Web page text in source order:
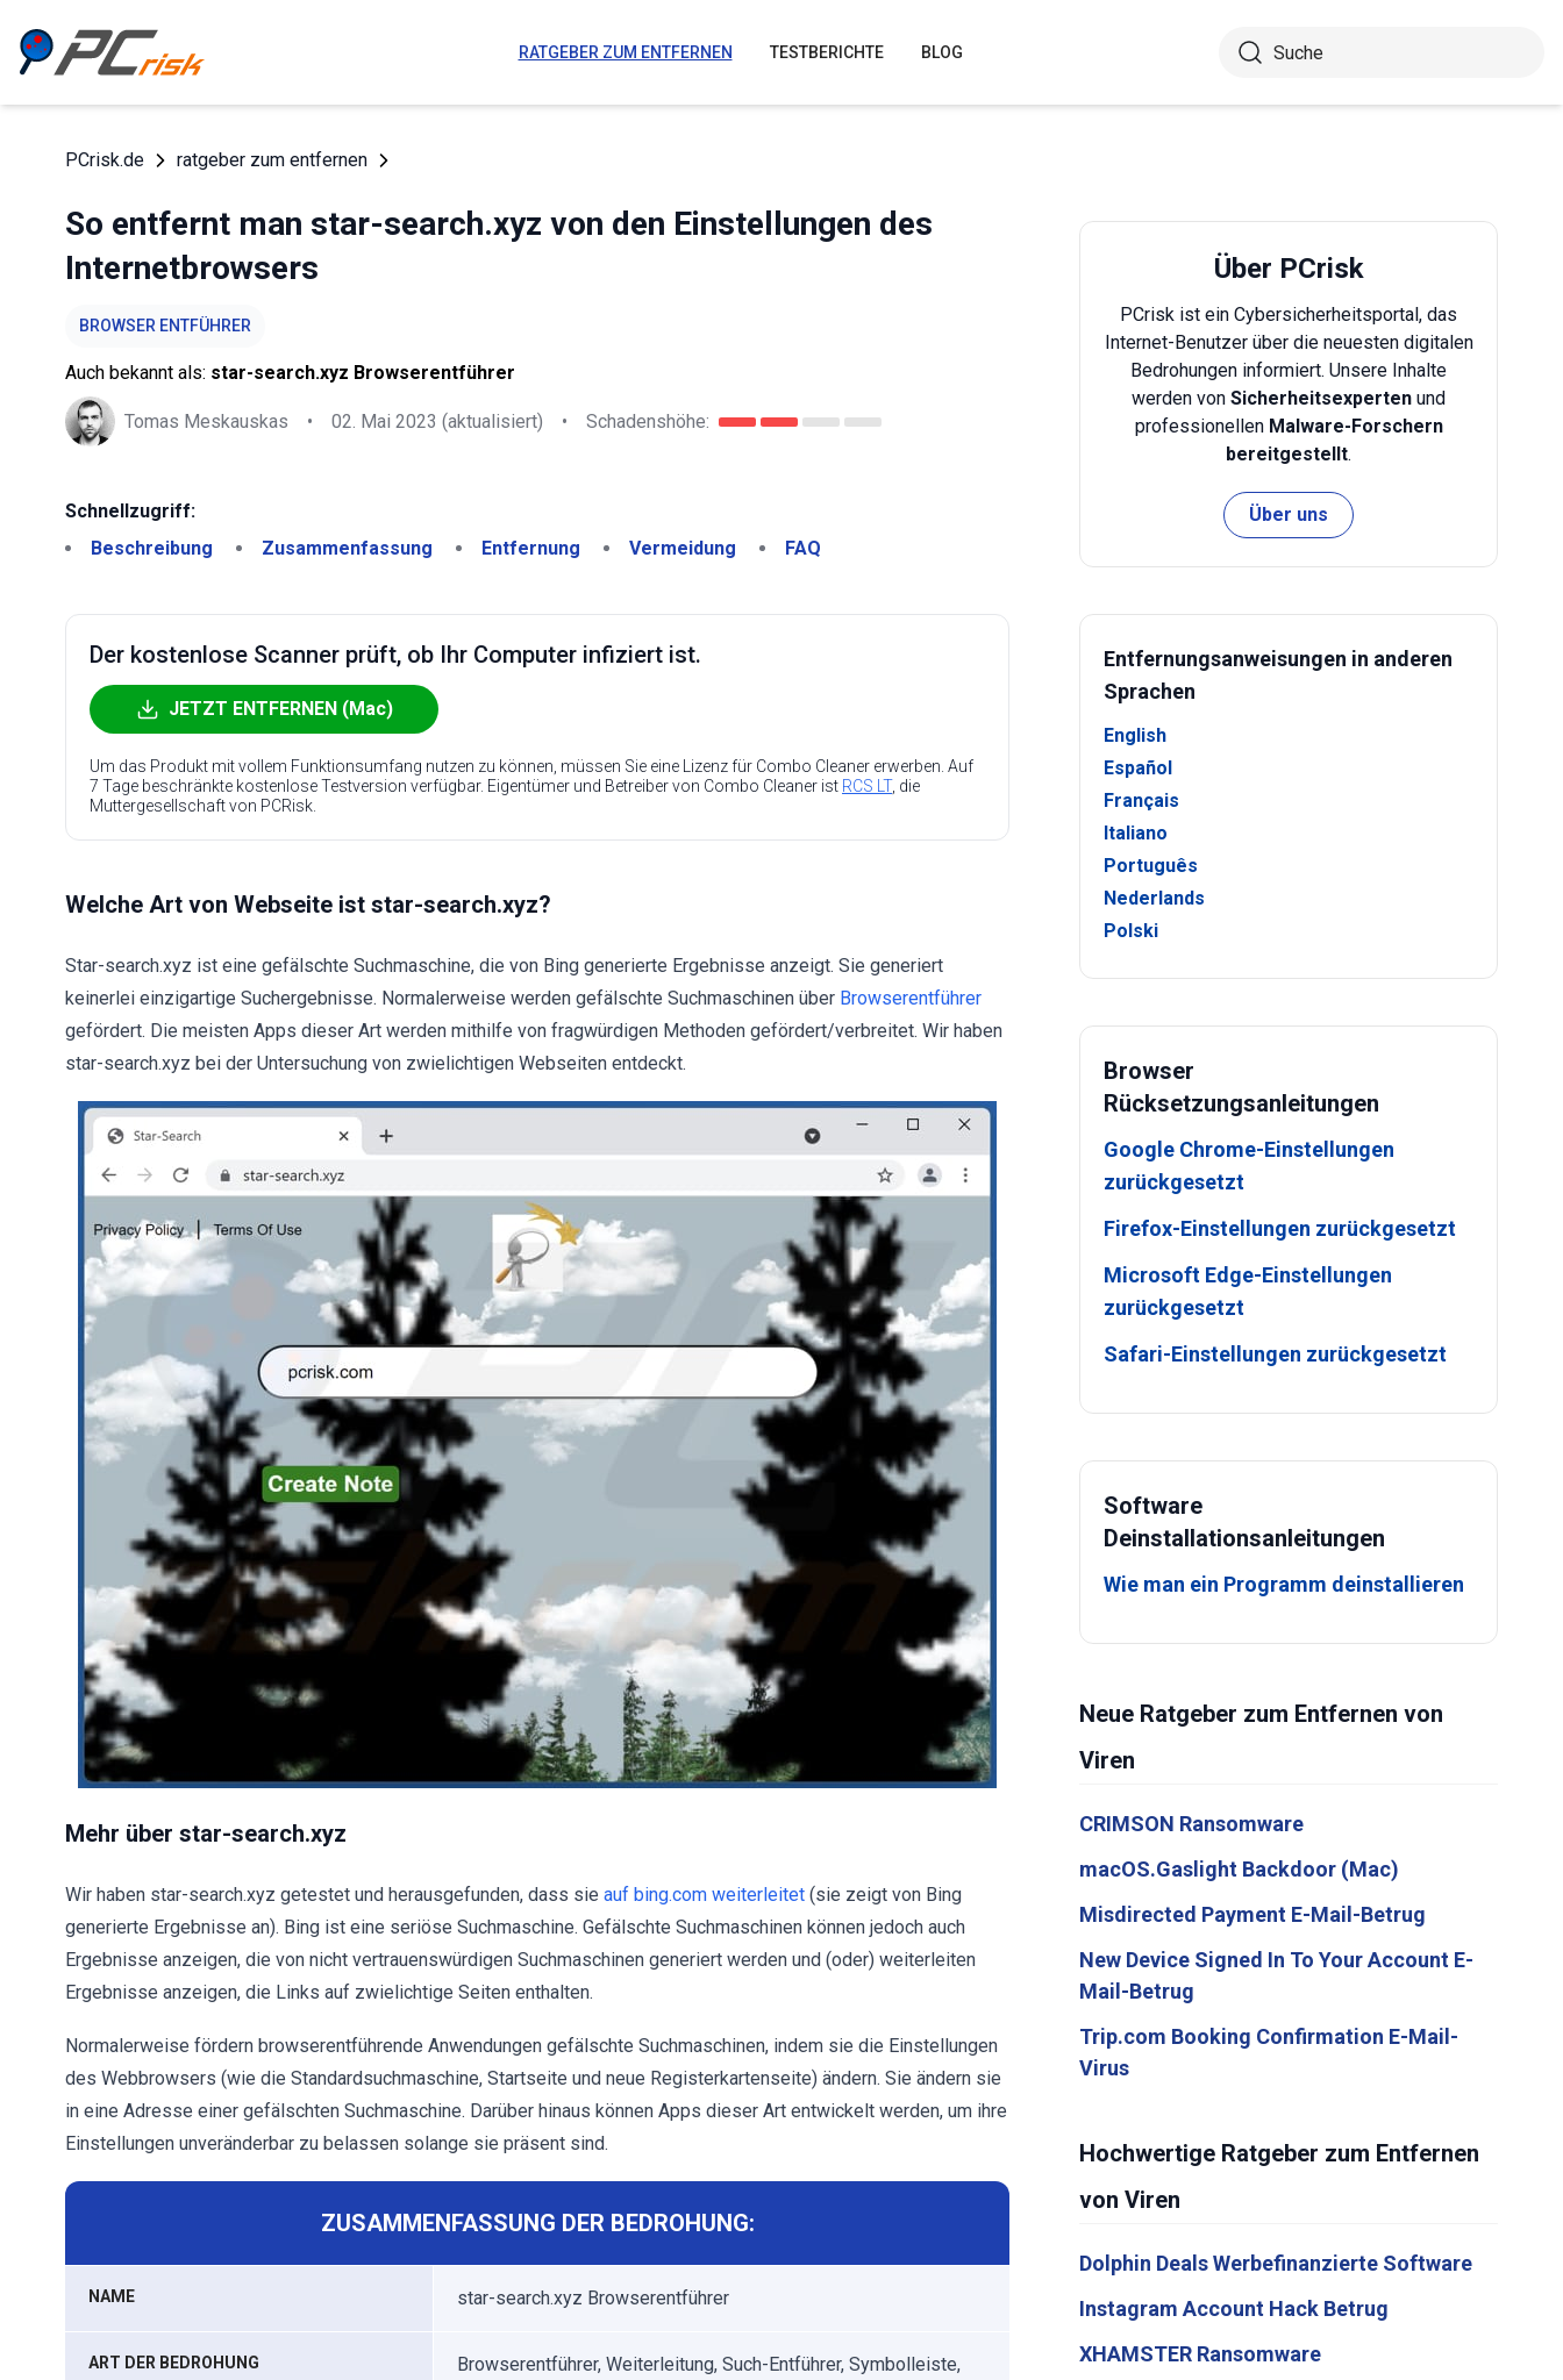
RATGEBER ZUM ENTFERNEN TESTBERICHTE BLOG
PCrisk.de ratgeber zum entfernen
So entfernt man star-search.xyz von den Einstellungen des
Internetbrowsers
BROWSER ENTFÜHRER
Auch bekannt als: star-search.xyz Browserentführer
Tomas Meskauskas • 02. Mai 2023 (aktualisiert) • Schadenshöhe:
Schnellzugriff:
Beschreibung
Zusammenfassung Entfernung Vermeidung FAQ
Der kostenlose Scanner prüft, ob Ihr Computer infiziert ist.
JETZT ENTFERNEN (Mac)
Um das Produkt mit vollem Funktionsumfang nutzen zu können, müssen Sie eine Lizenz für Combo Cleaner erwerben. Auf
7 Tage beschränkte kostenlose Testversion verfügbar. Eigentümer und Betreiber von Combo Cleaner ist RCS LT, die
Muttergesellschaft von PCRisk.
Welche Art von Webseite ist star-search.xyz?
Star-search.xyz ist eine gefälschte Suchmaschine, die von Bing generierte Ergebnisse anzeigt. Sie generiert
keinerlei einzigartige Suchergebnisse. Normalerweise werden gefälschte Suchmaschinen über Browserentführer
gefördert. Die meisten Apps dieser Art werden mithilfe von fragwürdigen Methoden gefördert/verbreitet. Wir haben
star-search.xyz bei der Untersuchung von zwielichtigen Webseiten entdeckt.
Mehr über star-search.xyz
Wir haben star-search.xyz getestet und herausgefunden, dass sie auf bing.com weiterleitet (sie zeigt von Bing
generierte Ergebnisse an). Bing ist eine seriöse Suchmaschine. Gefälschte Suchmaschinen können jedoch auch
Ergebnisse anzeigen, die von nicht vertrauenswürdigen Suchmaschinen generiert werden und (oder) weiterleiten
Ergebnisse anzeigen, die Links auf zwielichtige Seiten enthalten.
Normalerweise fördern browserentführende Anwendungen gefälschte Suchmaschinen, indem sie die Einstellungen
des Webbrowsers (wie die Standardsuchmaschine, Startseite und neue Registerkartenseite) ändern. Sie ändern sie
in eine Adresse einer gefälschten Suchmaschine. Darüber hinaus können Apps dieser Art entwickelt werden, um ihre
Einstellungen unveränderbar zu belassen solange sie präsent sind.
ZUSAMMENFASSUNG DER BEDROHUNG:
NAME star-search.xyz Browserentführer
ART DER BEDROHUNG
Browserentführer, Weiterleitung, Such-Entführer, Symbolleiste,
Über PCrisk
PCrisk ist ein Cybersicherheitsportal, das
Internet-Benutzer über die neuesten digitalen
Bedrohungen informiert. Unsere Inhalte
werden von Sicherheitsexperten und
professionellen Malware-Forschern
bereitgestellt.
Über uns
Entfernungsanweisungen in anderen
Sprachen
English
Español
Français
Italiano
Português
Nederlands
Polski
Browser
Rücksetzungsanleitungen
Google Chrome-Einstellungen
zurückgesetzt
Firefox-Einstellungen zurückgesetzt
Microsoft Edge-Einstellungen
zurückgesetzt
Safari-Einstellungen zurückgesetzt
Software
Deinstallationsanleitungen
Wie man ein Programm deinstallieren
Neue Ratgeber zum Entfernen von
Viren
CRIMSON Ransomware
macOS.Gaslight Backdoor (Mac)
Misdirected Payment E-Mail-Betrug
New Device Signed In To Your Account E-
Mail-Betrug
Trip.com Booking Confirmation E-Mail-
Virus
Hochwertige Ratgeber zum Entfernen
von Viren
Dolphin Deals Werbefinanzierte Software
Instagram Account Hack Betrug
XHAMSTER Ransomware